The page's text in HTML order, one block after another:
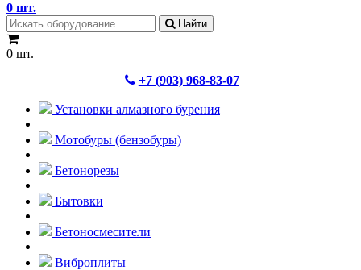
0 шт.
Найти
0 шт.
+7 (903) 968-83-07
Установки алмазного бурения
Мотобуры (бензобуры)
Бетонорезы
Бытовки
Бетоносмесители
Виброплиты